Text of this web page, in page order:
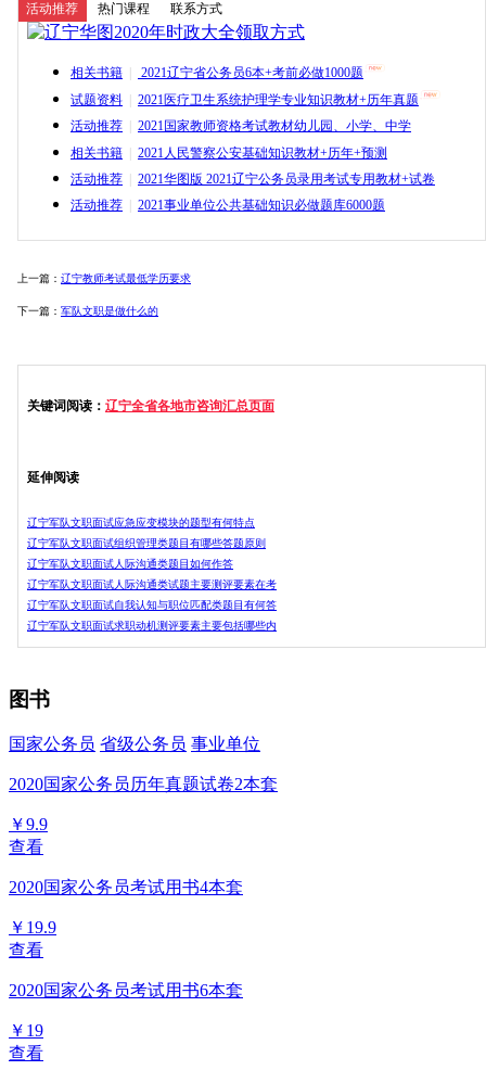
活动推荐 热门课程 联系方式
相关书籍 2021辽宁省公务员6本+考前必做1000题
试题资料 2021医疗卫生系统护理学专业知识教材+历年真题
活动推荐 2021国家教师资格考试教材幼儿园、小学、中学
相关书籍 2021人民警察公安基础知识教材+历年+预测
活动推荐 2021华图版 2021辽宁公务员录用考试专用教材+试卷
活动推荐 2021事业单位公共基础知识必做题库6000题
上一篇： 辽宁教师考试最低学历要求
下一篇： 军队文职是做什么的
关键词阅读： 辽宁全省各地市咨询汇总页面
延伸阅读
辽宁军队文职面试应急应变模块的题型有何特点
辽宁军队文职面试组织管理类题目有哪些答题原则
辽宁军队文职面试人际沟通类题目如何作答
辽宁军队文职面试人际沟通类试题主要测评要素在考
辽宁军队文职面试自我认知与职位匹配类题目有何答
辽宁军队文职面试求职动机测评要素主要包括哪些内
图书
国家公务员 省级公务员 事业单位
2020国家公务员历年真题试卷2本套
￥9.9
查看
2020国家公务员考试用书4本套
￥19.9
查看
2020国家公务员考试用书6本套
￥19
查看